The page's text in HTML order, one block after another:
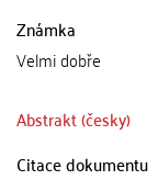
Známka
Velmi dobře
Abstrakt (česky)
Citace dokumentu